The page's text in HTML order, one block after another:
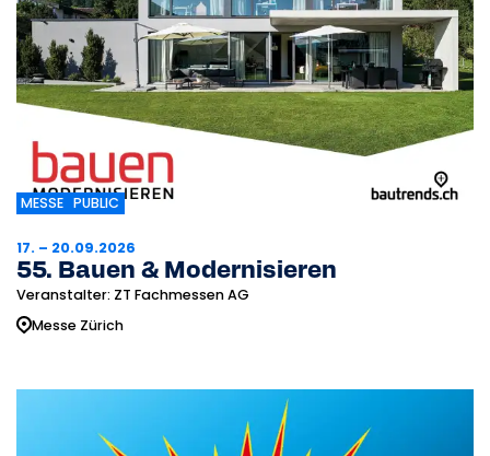
MESSE PUBLIC
17. – 20.09.2026
55. Bauen & Modernisieren
Veranstalter: ZT Fachmessen AG
Messe Zürich